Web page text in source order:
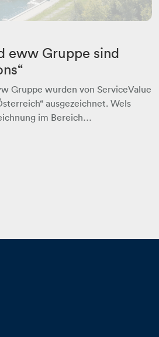
eww Gruppe sind
Gruppe wurden von ServiceValue
ausgezeichnet. Wels
im Bereich…